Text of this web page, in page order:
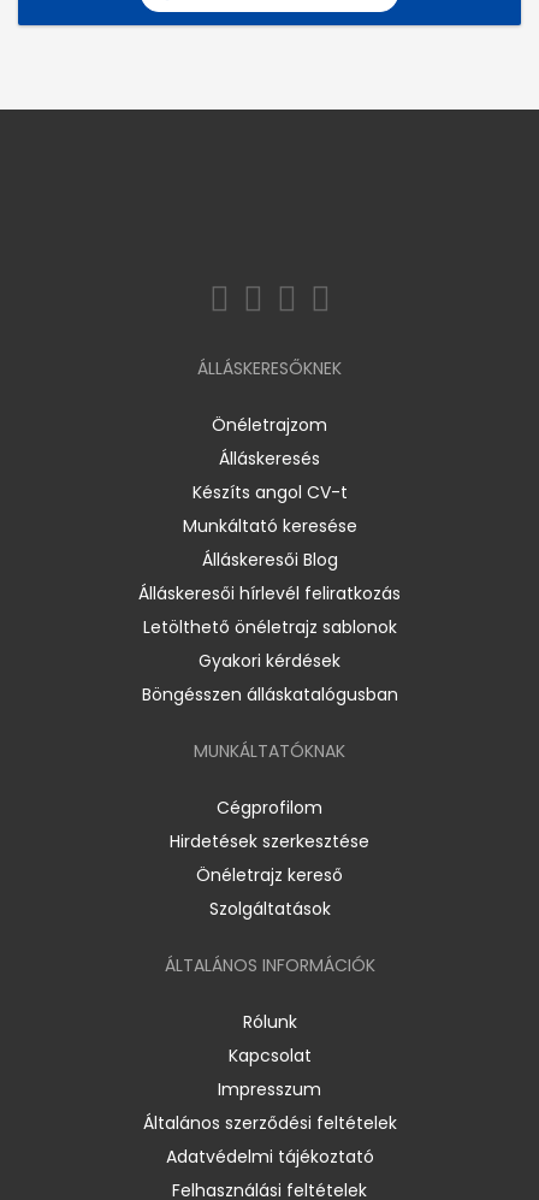
ÁLLÁSKERESŐKNEK
Önéletrajzom
Álláskeresés
Készíts angol CV-t
Munkáltató keresése
Álláskeresői Blog
Álláskeresői hírlevél feliratkozás
Letölthető önéletrajz sablonok
Gyakori kérdések
Böngésszen álláskatalógusban
MUNKÁLTATÓKNAK
Cégprofilom
Hirdetések szerkesztése
Önéletrajz kereső
Szolgáltatások
ÁLTALÁNOS INFORMÁCIÓK
Rólunk
Kapcsolat
Impresszum
Általános szerződési feltételek
Adatvédelmi tájékoztató
Felhasználási feltételek